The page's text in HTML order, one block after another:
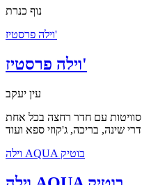
נוף כנרת
וילה פרסטיז'
וילה פרסטיז'
עין יעקב
יוקרה ופאר בוילה פרסטיז' המציעה 8 סוויטות עם חדר רחצה בכל אחת
וילה AQUA בוטיק